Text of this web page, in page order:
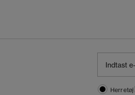
Herretøj